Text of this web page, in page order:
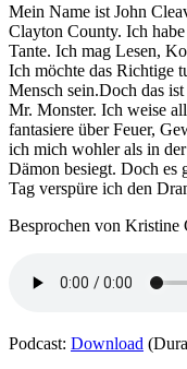
Mein Name ist John
Clayton County. Ich
Tante. Ich mag Lesen,
Ich möchte das Richtige
Mensch sein.Doch das
Mr. Monster. Ich weise
fantasiere über Feuer,
ich mich wohler als in
Dämon besiegt. Doch es
Tag verspüre ich den
Besprochen von Kristine
Podcast: Download